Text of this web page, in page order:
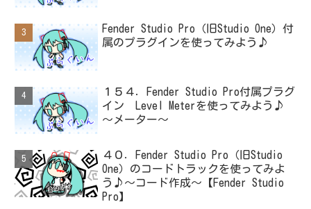
Fender Studio Pro（旧Studio One）付
属のプラグインを使ってみよう♪
１５４．Fender Studio Pro付属プラグ
イン Level Meterを使ってみよう♪
～メーター～
４０．Fender Studio Pro（旧Studio
One）のコードトラックを使ってみよ
う♪～コード作成～【Fender Studio
Pro】